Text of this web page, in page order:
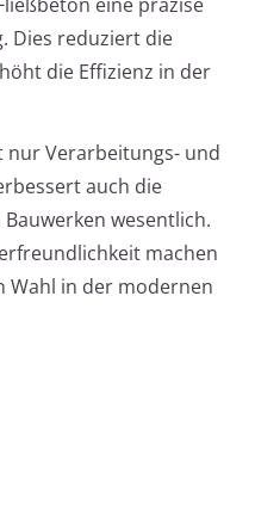
Dies reduziert die
die Effizienz in der
Verarbeitungs- und
auch die
wesentlich.
machen
Wahl in der modernen